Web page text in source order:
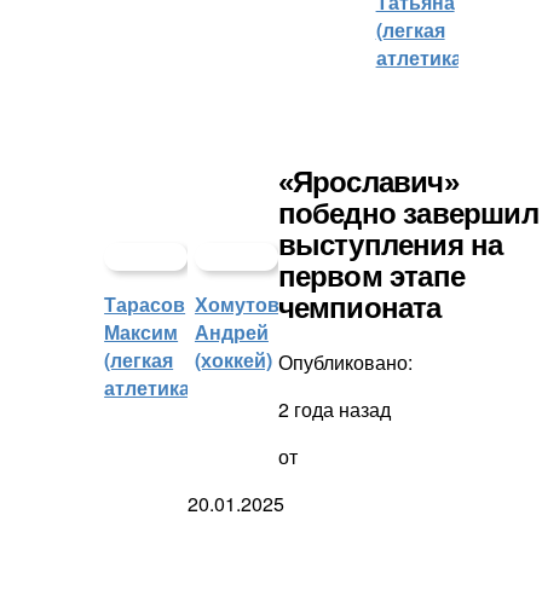
(легкая
атлетика)
Тарасов
Максим
(легкая
атлетика)
Хомутов
Андрей
(хоккей)
«Ярославич»
победно завершил
выступления на
первом этапе
чемпионата
Опубликовано:
2 года назад
от
20.01.2025